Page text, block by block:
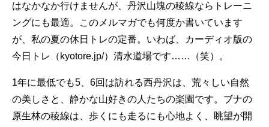
はなかなか行けませんが、丹沢山塊の稜線ならトレーニ
ングにも最適。このメルマガでも何度か書いています
が、私の夏の休日トレの定番。いわば、カーディオ版の
今日トレ（ kyotore.jp/）清水道場です……（笑）。
1年に最低でも5、6回は訪れる西丹沢は、荒々しい自然
の美しさと、静かな山好きの人たちの楽園です。ブナの
原生林の稜線は、歩くにも走るにも心地よく、眺望が開